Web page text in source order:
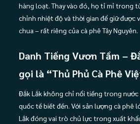
hàng loạt. Thay vào đó, họ tỉ mỉ trong
chỉnh nhiệt độ và thời gian để giữ được
chua – rất riêng của cà phê Tây Nguyên.
Danh Tiếng Vươn Tầm –
gọi là “Thủ Phủ Cà Phê
Đắk Lắk không chỉ nổi tiếng trong nước
quốc tế biết đến. Với sản lượng cà phê
Lắk đóng vai trò chủ lực trong xuất